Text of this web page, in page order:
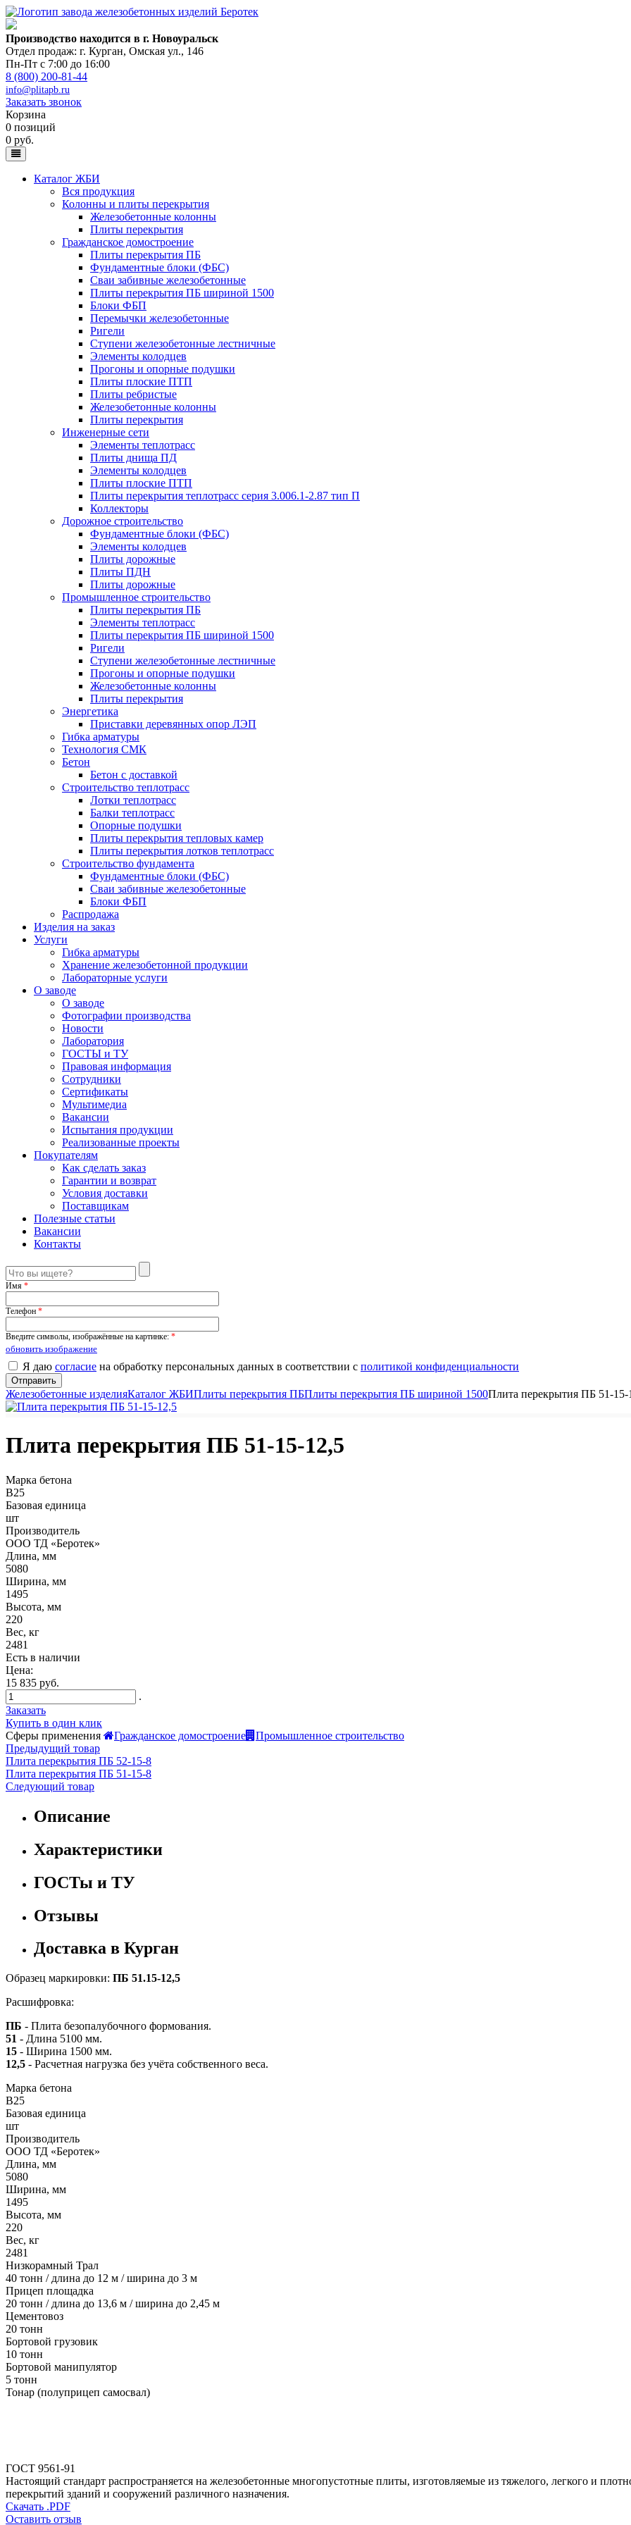
Производство находится в г. Новоуральск
Отдел продаж: г. Курган, Омская ул., 146
Пн-Пт с 7:00 до 16:00
8 (800) 200-81-44
info@plitapb.ru
Заказать звонок
Корзина
0 позиций
0 руб.
Каталог ЖБИ
Вся продукция
Колонны и плиты перекрытия
Железобетонные колонны
Плиты перекрытия
Гражданское домостроение
Плиты перекрытия ПБ
Фундаментные блоки (ФБС)
Сваи забивные железобетонные
Плиты перекрытия ПБ шириной 1500
Блоки ФБП
Перемычки железобетонные
Ригели
Ступени железобетонные лестничные
Элементы колодцев
Прогоны и опорные подушки
Плиты плоские ПТП
Плиты ребристые
Железобетонные колонны
Плиты перекрытия
Инженерные сети
Элементы теплотрасс
Плиты днища ПД
Элементы колодцев
Плиты плоские ПТП
Плиты перекрытия теплотрасс серия 3.006.1-2.87 тип П
Коллекторы
Дорожное строительство
Фундаментные блоки (ФБС)
Элементы колодцев
Плиты дорожные
Плиты ПДН
Плиты дорожные
Промышленное строительство
Плиты перекрытия ПБ
Элементы теплотрасс
Плиты перекрытия ПБ шириной 1500
Ригели
Ступени железобетонные лестничные
Прогоны и опорные подушки
Железобетонные колонны
Плиты перекрытия
Энергетика
Приставки деревянных опор ЛЭП
Гибка арматуры
Технология СМК
Бетон
Бетон с доставкой
Строительство теплотрасс
Лотки теплотрасс
Балки теплотрасс
Опорные подушки
Плиты перекрытия тепловых камер
Плиты перекрытия лотков теплотрасс
Строительство фундамента
Фундаментные блоки (ФБС)
Сваи забивные железобетонные
Блоки ФБП
Распродажа
Изделия на заказ
Услуги
Гибка арматуры
Хранение железобетонной продукции
Лабораторные услуги
О заводе
О заводе
Фотографии производства
Новости
Лаборатория
ГОСТЫ и ТУ
Правовая информация
Сотрудники
Сертификаты
Мультимедиа
Вакансии
Испытания продукции
Реализованные проекты
Покупателям
Как сделать заказ
Гарантии и возврат
Условия доставки
Поставщикам
Полезные статьи
Вакансии
Контакты
Имя *
Телефон *
Введите символы, изображённые на картинке: *
обновить изображение
Я даю согласие на обработку персональных данных в соответствии с политикой конфиденциальности
Железобетонные изделияКаталог ЖБИПлиты перекрытия ПБПлиты перекрытия ПБ шириной 1500Плита перекрытия ПБ 51-15-
Плита перекрытия ПБ 51-15-12,5
Марка бетона
B25
Базовая единица
шт
Производитель
ООО ТД «Беротек»
Длина, мм
5080
Ширина, мм
1495
Высота, мм
220
Вес, кг
2481
Есть в наличии
Цена:
15 835 руб.
.
Заказать
Купить в один клик
Сферы применения
Гражданское домостроение
Промышленное строительство
Предыдущий товар
Плита перекрытия ПБ 52-15-8
Плита перекрытия ПБ 51-15-8
Следующий товар
Описание
Характеристики
ГОСТы и ТУ
Отзывы
Доставка в Курган
Образец маркировки: ПБ 51.15-12,5
Расшифровка:
ПБ - Плита безопалубочного формования.
51 - Длина 5100 мм.
15 - Ширина 1500 мм.
12,5 - Расчетная нагрузка без учёта собственного веса.
Марка бетона
B25
Базовая единица
шт
Производитель
ООО ТД «Беротек»
Длина, мм
5080
Ширина, мм
1495
Высота, мм
220
Вес, кг
2481
Низкорамный Трал
40 тонн / длина до 12 м / ширина до 3 м
Прицеп площадка
20 тонн / длина до 13,6 м / ширина до 2,45 м
Цементовоз
20 тонн
Бортовой грузовик
10 тонн
Бортовой манипулятор
5 тонн
Тонар (полуприцеп самосвал)
ГОСТ 9561-91
Настоящий стандарт распространяется на железобетонные многопустотные плиты, изготовляемые из тяжелого, легкого и
перекрытий зданий и сооружений различного назначения.
Скачать .PDF
Оставить отзыв